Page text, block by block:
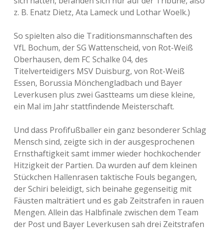
z. B. Enatz Dietz, Ata Lameck und Lothar Woelk.)
So spielten also die Traditionsmannschaften des
VfL Bochum, der SG Wattenscheid, von Rot-Weiß
Oberhausen, dem FC Schalke 04, des
Titelverteidigers MSV Duisburg, von Rot-Weiß
Essen, Borussia Mönchengladbach und Bayer
Leverkusen plus zwei Gastteams um diese kleine,
ein Mal im Jahr stattfindende Meisterschaft.
Und dass Profifußballer ein ganz besonderer Schlag
Mensch sind, zeigte sich in der ausgesprochenen
Ernsthaftigkeit samt immer wieder hochkochender
Hitzigkeit der Partien. Da wurden auf dem kleinen
Stückchen Hallenrasen taktische Fouls begangen,
der Schiri beleidigt, sich beinahe gegenseitig mit
Fäusten malträtiert und es gab Zeitstrafen in rauen
Mengen. Allein das Halbfinale zwischen dem Team
der Post und Bayer Leverkusen sah drei Zeitstrafen